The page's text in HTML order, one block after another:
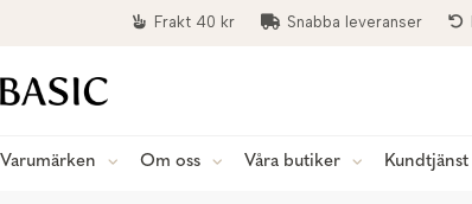
Frakt 40 kr Snabba leveranser
Varumärken Om oss Våra butiker Kundtjänst